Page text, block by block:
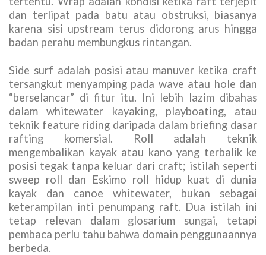
dan terlipat pada batu atau obstruksi, biasanya
karena sisi upstream terus didorong arus hingga
badan perahu membungkus rintangan.
Side surf adalah posisi atau manuver ketika craft
tersangkut menyamping pada wave atau hole dan
“berselancar” di fitur itu. Ini lebih lazim dibahas
dalam whitewater kayaking, playboating, atau
teknik feature riding daripada dalam briefing dasar
rafting komersial. Roll adalah teknik
mengembalikan kayak atau kano yang terbalik ke
posisi tegak tanpa keluar dari craft; istilah seperti
sweep roll dan Eskimo roll hidup kuat di dunia
kayak dan canoe whitewater, bukan sebagai
keterampilan inti penumpang raft. Dua istilah ini
tetap relevan dalam glosarium sungai, tetapi
pembaca perlu tahu bahwa domain penggunaannya
berbeda.